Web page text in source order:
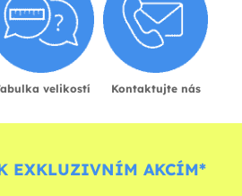
velikostí Kontaktujte nás
EXKLUZIVNÍM AKCÍM*